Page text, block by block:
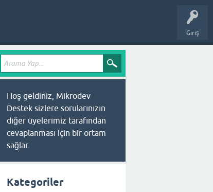
Giriş
Hoş geldiniz, Mikrodev
Destek sizlere sorularınızın
diğer üyelerimiz tarafından
cevaplanması için bir ortam
sağlar.
Kategoriler